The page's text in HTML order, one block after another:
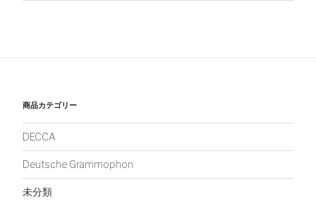
商品カテゴリー
DECCA
Deutsche Grammophon
未分類